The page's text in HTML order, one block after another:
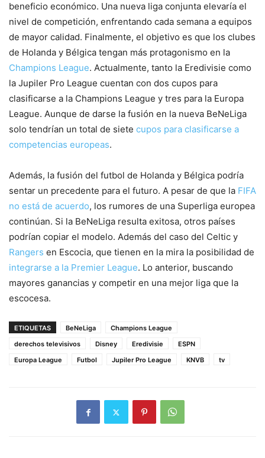
beneficio económico. Una nueva liga conjunta elevaría el
nivel de competición, enfrentando cada semana a equipos
de mayor calidad. Finalmente, el objetivo es que los clubes
de Holanda y Bélgica tengan más protagonismo en la
Champions League. Actualmente, tanto la Eredivisie como
la Jupiler Pro League cuentan con dos cupos para
clasificarse a la Champions League y tres para la Europa
League. Aunque de darse la fusión en la nueva BeNeLiga
solo tendrían un total de siete cupos para clasificarse a
competencias europeas.
Además, la fusión del futbol de Holanda y Bélgica podría
sentar un precedente para el futuro. A pesar de que la FIFA
no está de acuerdo, los rumores de una Superliga europea
continúan. Si la BeNeLiga resulta exitosa, otros países
podrían copiar el modelo. Además del caso del Celtic y
Rangers en Escocia, que tienen en la mira la posibilidad de
integrarse a la Premier League. Lo anterior, buscando
mayores ganancias y competir en una mejor liga que la
escocesa.
ETIQUETAS BeNeLiga
Champions League
derechos televisivos
Disney Eredivisie
ESPN
Europa League
Futbol Jupiler Pro League KNVB tv